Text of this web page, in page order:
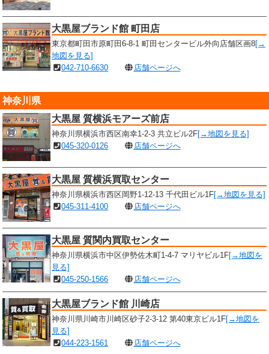
大黒屋ブランド館 町田店
東京都町田市原町田6-8-1 町田センタービル外向店舗区画8[→
地図を見る]
042-710-6630
店舗ページへ
神奈川県
大黒屋 質横浜モアーズ前店
神奈川県横浜市西区南幸1-2-3 共立ビル2F[→地図を見る]
045-320-0126
店舗ページへ
大黒屋 質横浜買取センター
神奈川県横浜市西区岡野1-12-13 千代田ビル1F[→地図を見る]
045-311-4100
店舗ページへ
大黒屋 質関内買取センター
神奈川県横浜市中区伊勢佐木町1-4-7 マリヤビル1F[→地図を
見る]
045-250-1566
店舗ページへ
大黒屋ブランド館 川崎店
神奈川県川崎市川崎区砂子2-3-12 第40東京ビル1F[→地図を
見る]
044-223-1561
店舗ページへ